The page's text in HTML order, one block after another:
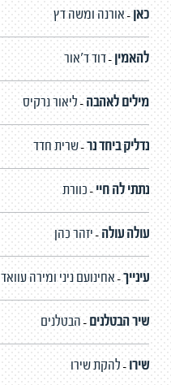
כאן -אורנה ומשה דץ
להאמין -דוד ד'אור
מילים לאהבה -ליאור נרקיס
נדליק ביחד נר-שרית חדד
נתתי לה חיי -כוורת
עולה עולה -יזהר כהן
עינייך-אחינועם ניני ומירה עוואד
שיר הבטלנים -הבטלנים
שירו -להקת שירו